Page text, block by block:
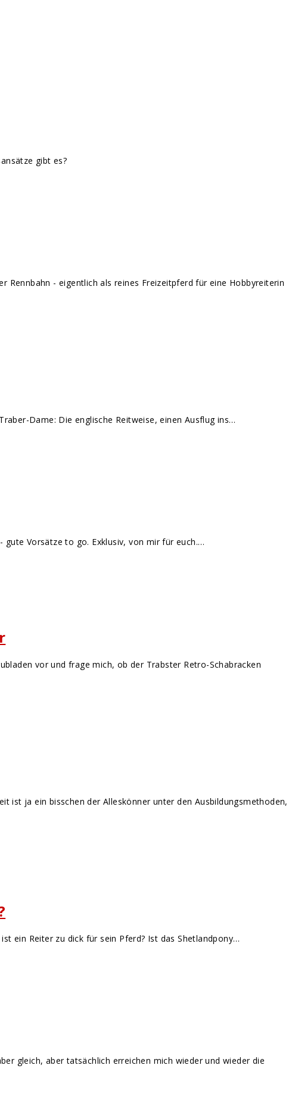
gibt es?
Rennbahn - eigentlich als reines Freizeitpferd für eine Hobbyreiterin
Dame: Die englische Reitweise, einen Ausflug ins…
gute Vorsätze to go. Exklusiv, von mir für euch.…
vor und frage mich, ob der Trabster Retro-Schabracken
ist ja ein bisschen der Alleskönner unter den Ausbildungsmethoden,
ein Reiter zu dick für sein Pferd? Ist das Shetlandpony…
gleich, aber tatsächlich erreichen mich wieder und wieder die